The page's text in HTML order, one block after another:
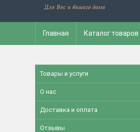
Главная Каталог товаров
Товары и услуги
О нас
Доставка и оплата
Отзывы